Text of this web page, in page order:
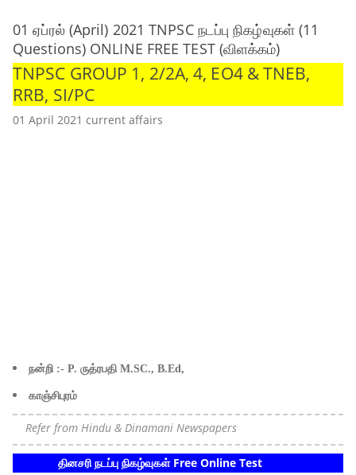
01 ஏப்ரல் (April) 2021 TNPSC நடப்பு நிகழ்வுகள் (11
Questions) ONLINE FREE TEST (விளக்கம்)
TNPSC GROUP 1, 2/2A, 4, EO4 & TNEB,
RRB, SI/PC
01 April 2021 current affairs
நன்றி :- P. ருத்ரபதி M.SC., B.Ed,
காஞ்சிபுரம்
Refer from Hindu & Dinamani Newspapers
தினசரி நடப்பு நிகழ்வுகள் Free Online Test